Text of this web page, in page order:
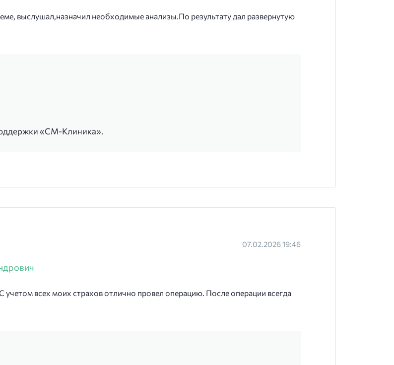
выслушал,назначил необходимые анализы.По результату дал развернутую
«СМ-Клиника».
07.02.2026 19:46
всех моих страхов отлично провел операцию. После операции всегда